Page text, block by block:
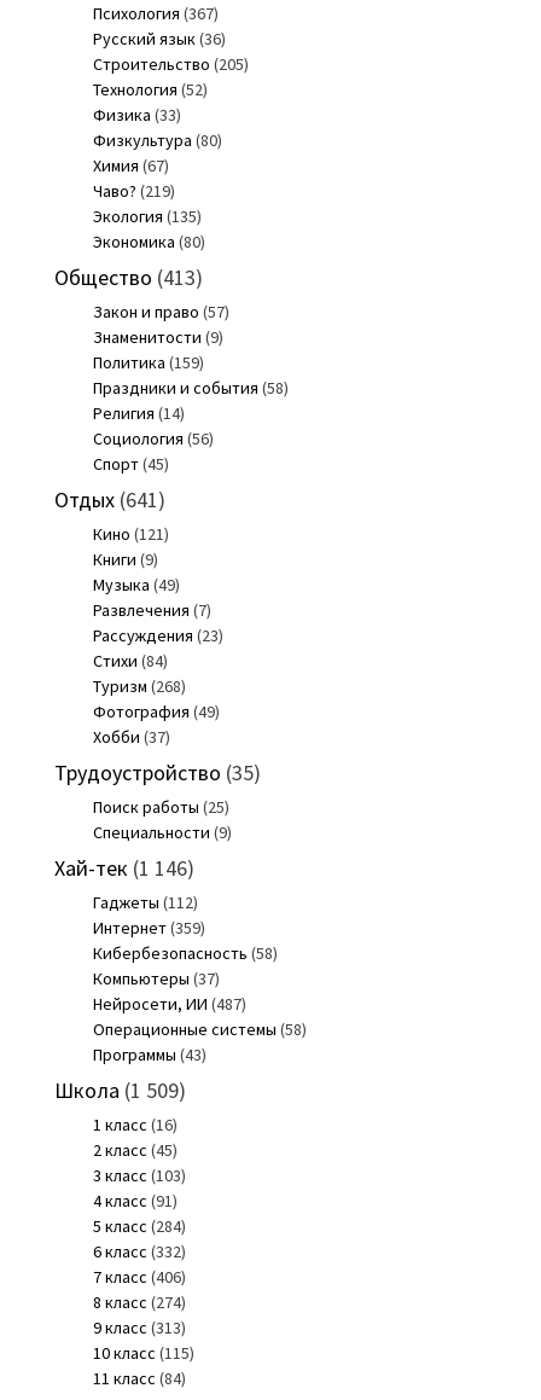
Психология (367)
Русский язык(36)
Строительство (205)
Технология (52)
Физика (33)
Физкультура (80)
Химия (67)
Чаво? (219)
Экология (135)
Экономика (80)
Общество (413)
Закон и право (57)
Знаменитости (9)
Политика (159)
Праздники и события (58)
Религия (14)
Социология (56)
Спорт(45)
Отдых(641)
Кино (121)
Книги (9)
Музыка (49)
Развлечения (7)
Рассуждения (23)
Стихи (84)
Туризм (268)
Фотография (49)
Хобби (37)
Трудоустройство (35)
Поиск работы (25)
Специальности (9)
Хай-тек (1 146)
Гаджеты (112)
Интернет(359)
Кибербезопасность (58)
Компьютеры (37)
Нейросети, ИИ (487)
Операционные системы (58)
Программы (43)
Школа (1 509)
1 класс (16)
2 класс (45)
3 класс (103)
4 класс (91)
5 класс (284)
6 класс (332)
7 класс (406)
8 класс (274)
9 класс (313)
10 класс (115)
11 класс (84)